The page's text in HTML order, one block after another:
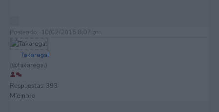
Posteado : 10/02/2015 8:07 pm
Takaregal
(@takaregal)
Respuestas: 393
Miembro